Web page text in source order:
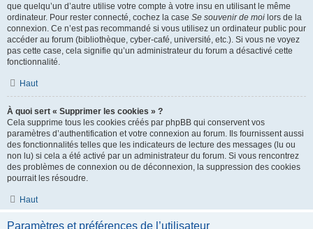
que quelqu’un d’autre utilise votre compte à votre insu en utilisant le même
ordinateur. Pour rester connecté, cochez la case Se souvenir de moi lors de la
connexion. Ce n’est pas recommandé si vous utilisez un ordinateur public pour
accéder au forum (bibliothèque, cyber-café, université, etc.). Si vous ne voyez
pas cette case, cela signifie qu’un administrateur du forum a désactivé cette
fonctionnalité.
Haut
À quoi sert « Supprimer les cookies » ?
Cela supprime tous les cookies créés par phpBB qui conservent vos
paramètres d’authentification et votre connexion au forum. Ils fournissent aussi
des fonctionnalités telles que les indicateurs de lecture des messages (lu ou
non lu) si cela a été activé par un administrateur du forum. Si vous rencontrez
des problèmes de connexion ou de déconnexion, la suppression des cookies
pourrait les résoudre.
Haut
Paramètres et préférences de l’utilisateur